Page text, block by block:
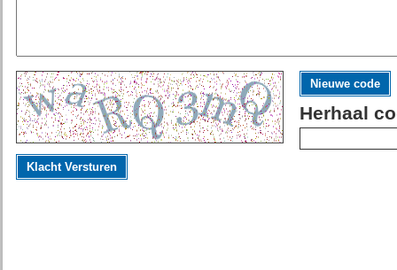
Nieuwe code
Herhaal
Klacht Versturen